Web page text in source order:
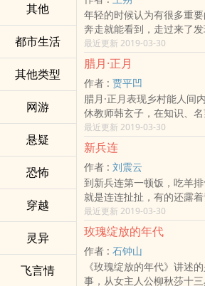
其他
都市生活
其他类型
网游
悬疑
恐怖
穿越
灵异
飞言情
底，使人沉浸于丰厚的艺术
“士”（知识分子阶层）作为
中，获得更深的感悟和思
一阶层的性格状态，以及
院、江南市井，再现了我
的社会矛盾，展示了一幅奢
生的末世画卷。作品无论
还是金粉江南民情风俗，
新意迭出。
年轻的时候认为有很多重
奔走就能看到，走过来了
了，已经过去了，再往前又
没有什么可遗憾的，也没
过的，我不信一个人可以
太可怕了，像食物一样，不
造了。我怀疑其核心已编
获得了。我觉得自己像在
之不尽，什么时候才能登上
的原始人那样一个澄明的
书，我个人认为是一个蒙
活在自我虚构和自我陶醉中
的宿命，明白也没用。
最近更新 2019-03-30
腊月·正月
作者 : 贾平凹
腊月·正月表现乡村能人间
休教师韩玄子，在知识、
面远胜于出身贫寒、地位卑
王才顺应时代发展的潮流
无艰难却一步步走上创业
设法算计王才，竭力阻遏王
四面楚歌的，却正是他自
的过程只经历了腊月到正
说对韩玄子在竞争中迅速败
示出经济变革对农村社会
意识、习惯带来的重大变
最近更新 2019-03-30
新兵连
作者 : 刘震云
到新兵连第一顿饭，吃羊
就是连连扯扯，有的还露
河南延津拉来的，农村人，
都说这肉炖得好吃。这部
但大家又觉得现在身分不
作，又都露出不大在乎的样
人人盘底还剩下两块骨头
吃完了。排长叫宋常，二
最近更新 2019-03-30
玫瑰绽放的年代
作者 : 石钟山
《玫瑰绽放的年代》讲述
事，从女主人公柳秋莎十